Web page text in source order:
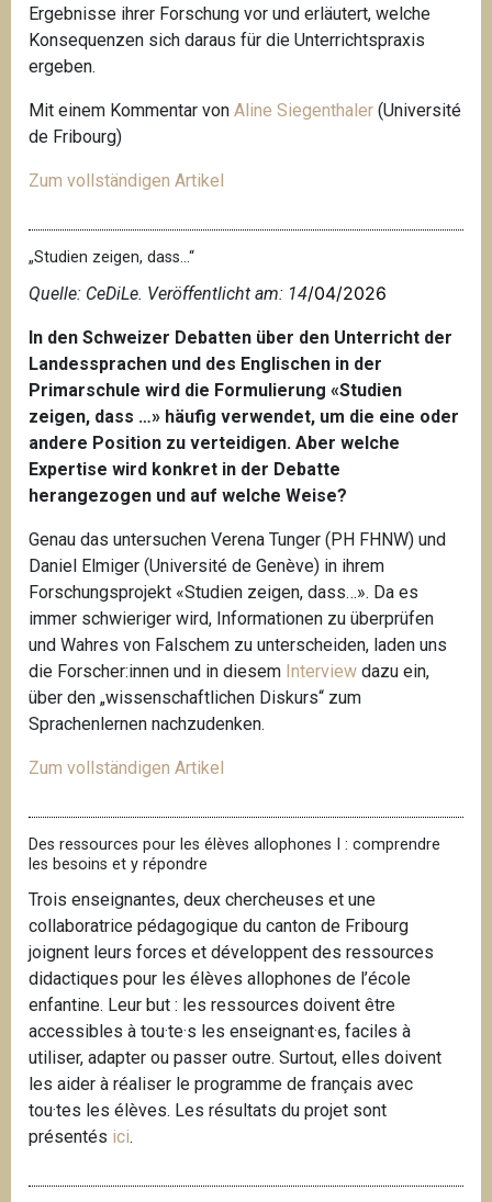
Ergebnisse ihrer Forschung vor und erläutert, welche
Konsequenzen sich daraus für die Unterrichtspraxis
ergeben.
Mit einem Kommentar von Aline Siegenthaler (Université
de Fribourg)
Zum vollständigen Artikel
„Studien zeigen, dass…“
Quelle: CeDiLe. Veröffentlicht am: 14/04/2026
In den Schweizer Debatten über den Unterricht der
Landessprachen und des Englischen in der
Primarschule wird die Formulierung «Studien
zeigen, dass …» häufig verwendet, um die eine oder
andere Position zu verteidigen. Aber welche
Expertise wird konkret in der Debatte
herangezogen und auf welche Weise?
Genau das untersuchen Verena Tunger (PH FHNW) und
Daniel Elmiger (Université de Genève) in ihrem
Forschungsprojekt «Studien zeigen, dass…». Da es
immer schwieriger wird, Informationen zu überprüfen
und Wahres von Falschem zu unterscheiden, laden uns
die Forscher:innen und in diesem Interview dazu ein,
über den „wissenschaftlichen Diskurs“ zum
Sprachenlernen nachzudenken.
Zum vollständigen Artikel
Des ressources pour les élèves allophones I : comprendre
les besoins et y répondre
Trois enseignantes, deux chercheuses et une
collaboratrice pédagogique du canton de Fribourg
joignent leurs forces et développent des ressources
didactiques pour les élèves allophones de l’école
enfantine. Leur but : les ressources doivent être
accessibles à tou·te·s les enseignant·es, faciles à
utiliser, adapter ou passer outre. Surtout, elles doivent
les aider à réaliser le programme de français avec
tou·tes les élèves. Les résultats du projet sont
présentés ici.